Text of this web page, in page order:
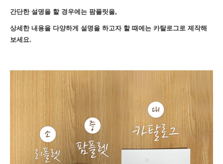
간단한 설명을 할 경우에는 팜플릿을,
상세한 내용을 다양하게 설명을 하고자 할 때에는 카탈로그로 제작해
보세요.